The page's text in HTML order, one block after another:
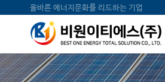
올바른 에너지문화를 리드하는 기업